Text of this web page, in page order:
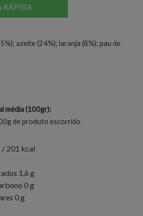
RÁPIDA
azeite (24%); laranja (8%); pau de
média (100gr):
de produto escorrido
/ 201 kcal
1,6 g
0 g
0 g